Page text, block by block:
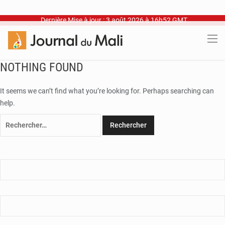
Dernière Mise à jour : 3 août 2026 à 16h52 GMT
NOTHING FOUND
It seems we can’t find what you’re looking for. Perhaps searching can
help.